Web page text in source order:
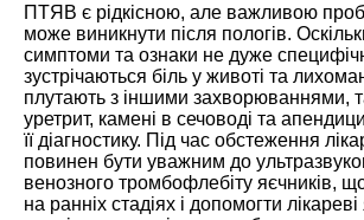
ПТЯВ є рідкісною, але важливою
може виникнути після пологів. Оскільки
симптоми та ознаки не дуже
зустрічаються біль у животі та
плутають з іншими захворюваннями,
уретрит, камені в сечоводі та
її діагностику. Під час обстеження
повинен бути уважним до
венозного тромбофлебіту яєчників,
на ранніх стадіях і допомогти